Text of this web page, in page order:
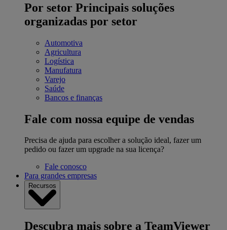
Por setor Principais soluções
organizadas por setor
Automotiva
Agricultura
Logística
Manufatura
Varejo
Saúde
Bancos e finanças
Fale com nossa equipe de vendas
Precisa de ajuda para escolher a solução ideal, fazer um
pedido ou fazer um upgrade na sua licença?
Fale conosco
Para grandes empresas
Recursos
Descubra mais sobre a TeamViewer